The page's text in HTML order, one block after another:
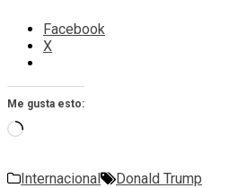
Facebook
X
Me gusta esto:
Cargando...
Internacional Donald Trump